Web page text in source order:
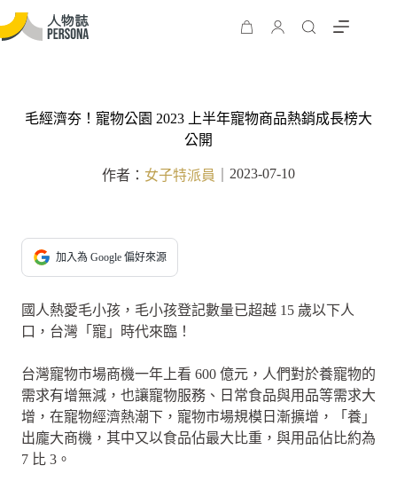
毛經濟夯！寵物公園 2023 上半年寵物商品熱銷成長榜大
公開
作者： 女子特派員 2023-07-10
加入為 Google 偏好來源
國人熱愛毛小孩，毛小孩登記數量已超越 15 歲以下人
口，台灣「寵」時代來臨！
台灣寵物市場商機一年上看 600 億元，人們對於養寵物的
需求有增無減，也讓寵物服務、日常食品與用品等需求大
增，在寵物經濟熱潮下，寵物市場規模日漸擴增，「養」
出龐大商機，其中又以食品佔最大比重，與用品佔比約為
7 比 3。